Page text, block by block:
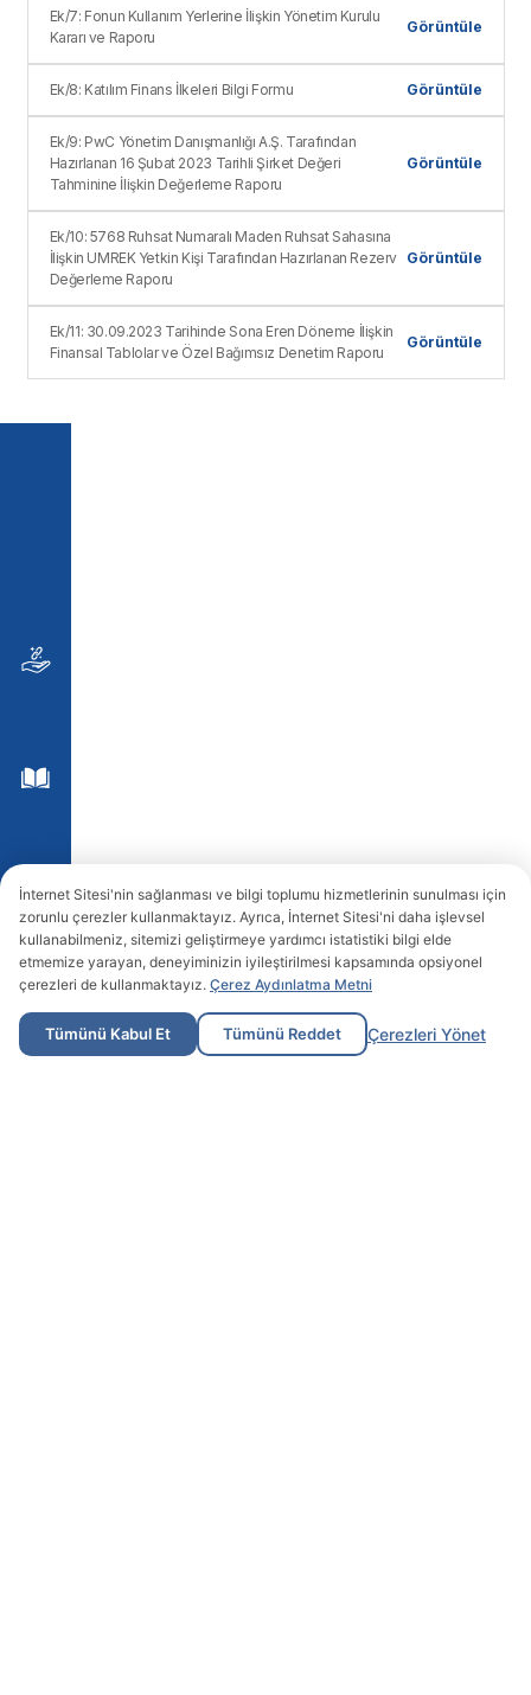
Ek/7: Fonun Kullanım Yerlerine İlişkin Yönetim Kurulu
Kararı ve Raporu
Görüntüle
Ek/8: Katılım Finans İlkeleri Bilgi Formu Görüntüle
Ek/9: PwC Yönetim Danışmanlığı A.Ş. Tarafından
Hazırlanan 16 Şubat 2023 Tarihli Şirket Değeri
Tahminine İlişkin Değerleme Raporu
Görüntüle
Ek/10: 5768 Ruhsat Numaralı Maden Ruhsat Sahasına
İlişkin UMREK Yetkin Kişi Tarafından Hazırlanan Rezerv
Değerleme Raporu
Görüntüle
Ek/11: 30.09.2023 Tarihinde Sona Eren Döneme İlişkin
Finansal Tablolar ve Özel Bağımsız Denetim Raporu
Görüntüle
İnternet Sitesi'nin sağlanması ve bilgi toplumu hizmetlerinin sunulması için
zorunlu çerezler kullanmaktayız. Ayrıca, İnternet Sitesi'ni daha işlevsel
kullanabilmeniz, sitemizi geliştirmeye yardımcı istatistiki bilgi elde
etmemize yarayan, deneyiminizin iyileştirilmesi kapsamında opsiyonel
çerezleri de kullanmaktayız. Çerez Aydınlatma Metni
Tümünü Kabul Et Tümünü Reddet Çerezleri Yönet